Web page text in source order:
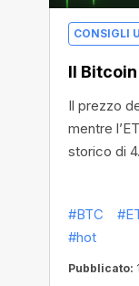
CONSIGLI
Il
Il prezzo
mentre
storico di
#BTC
#hot
Pubblicato: